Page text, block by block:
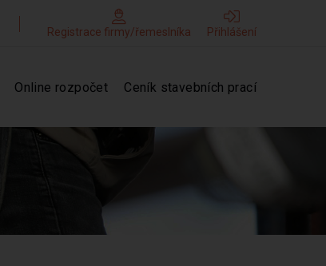
Registrace firmy/řemeslníka Přihlášení
Online rozpočet Ceník stavebních prací